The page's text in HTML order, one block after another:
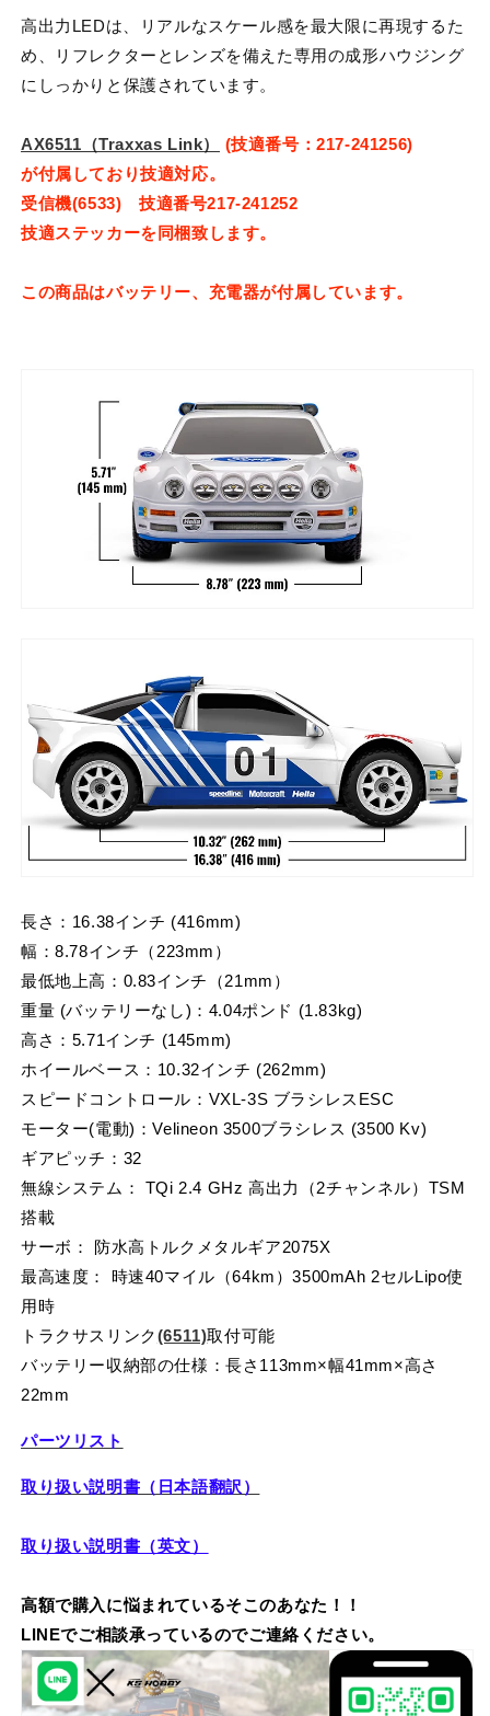
高出力LEDは、リアルなスケール感を最大限に再現するた
め、リフレクターとレンズを備えた専用の成形ハウジング
にしっかりと保護されています。
AX6511（Traxxas Link）
(技適番号：217-241256)
が付属しており技適対応。
受信機(6533) 技適番号217-241252
技適ステッカーを同梱致します。
この商品はバッテリー、充電器が付属しています。
長さ：16.38インチ (416mm)
幅：8.78インチ（223mm）
最低地上高：0.83インチ（21mm）
重量 (バッテリーなし)：4.04ポンド (1.83kg)
高さ：5.71インチ (145mm)
ホイールベース：10.32インチ (262mm)
スピードコントロール：VXL-3S ブラシレスESC
モーター(電動)：Velineon 3500ブラシレス (3500 Kv)
ギアピッチ：32
無線システム：
TQi 2.4 GHz 高出力（2チャンネル）TSM
搭載
サーボ：
防水高トルクメタルギア2075X
最高速度：
時速40マイル（64km）3500mAh 2セルLipo使
用時
トラクサスリンク(6511)取付可能
バッテリー収納部の仕様：長さ113mm×幅41mm×高さ
22mm
パーツリスト
取り扱い説明書（日本語翻訳）
取り扱い説明書（英文）
高額で購入に悩まれているそこのあなた！！
LINEでご相談承っているのでご連絡ください。